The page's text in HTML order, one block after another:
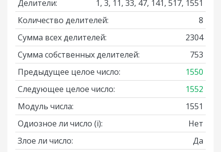
Делители:
1, 3, 11, 33, 47, 141, 517, 1551
Количество делителей:
8
Сумма всех делителей:
2304
Сумма собственных делителей:
753
Предыдущее целое число:
1550
Следующее целое число:
1552
Модуль числа:
1551
Одиозное ли число (i):
Нет
Злое ли число:
Да